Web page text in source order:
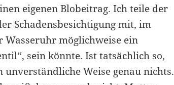
eigenen Blobeitrag. Ich teile der
Schadensbesichtigung mit, im
Wasseruhr möglichweise ein
sein könnte. Ist tatsächlich so,
Weise genau nichts.